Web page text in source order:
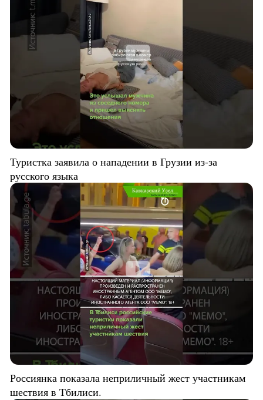
Туристка заявила о нападении в Грузии из-за
русского языка
Россиянка показала неприличный жест участникам
шествия в Тбилиси.